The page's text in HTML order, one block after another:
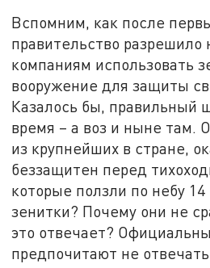
Вспомним, как после
правительство
компаниям использовать
вооружение для защиты
Казалось бы, правильный
время – а воз и ныне там.
из крупнейших в стране,
беззащитен перед
которые ползли по небу
зенитки? Почему они не
это отвечает?
предпочитают не